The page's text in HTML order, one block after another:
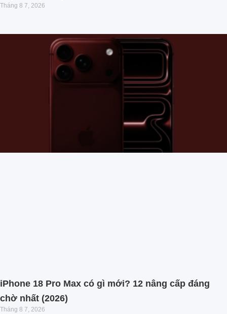
Tháng 8 7, 2026
iPhone 18 Pro Max có gì mới? 12 nâng cấp đáng
chờ nhất (2026)
Tháng 8 7, 2026